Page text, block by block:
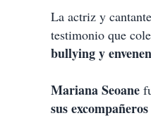
La actriz y cantante
testimonio que
bullying y
Mariana Seoane
sus